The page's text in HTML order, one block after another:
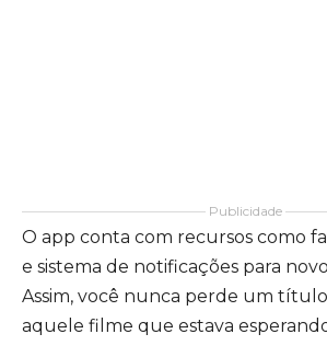
Publicidade
O app conta com recursos como
e sistema de notificações para
Assim, você nunca perde um
aquele filme que estava